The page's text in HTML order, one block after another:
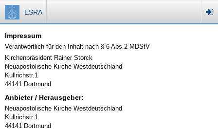
ESRA
Impressum
Verantwortlich für den Inhalt nach § 6 Abs.2 MDStV
Kirchenpräsident Rainer Storck
Neuapostolische Kirche Westdeutschland
Kullrichstr.1
44141 Dortmund
Anbieter / Herausgeber:
Neuapostolische Kirche Westdeutschland
Kullrichstr.1
44141 Dortmund